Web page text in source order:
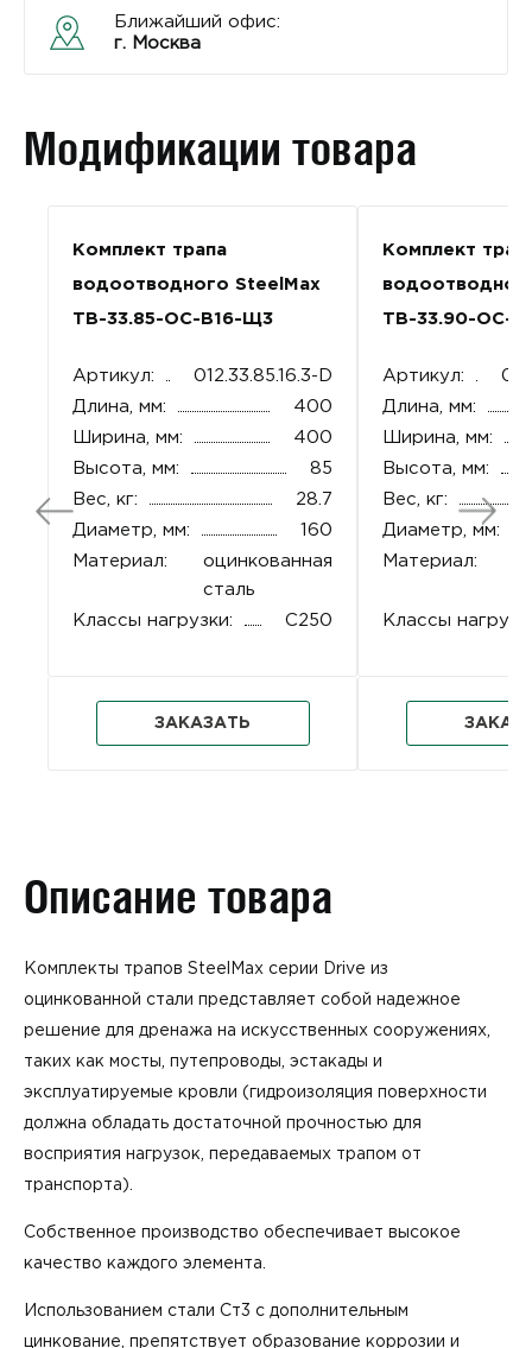
Ближайший офис:
г. Москва
Модификации товара
Комплект трапа
водоотводного SteelMax
ТВ-33.85-ОС-В16-Щ3
Артикул:
012.33.85.16.3-D
Длина, мм:
400
Ширина, мм:
400
Высота, мм:
85
Вес, кг:
28.7
Диаметр, мм:
160
Материал:
оцинкованная
сталь
Классы нагрузки:
C250
ЗАКАЗАТЬ
Комплект
ТВ-33.90-ОС-
Артикул:
Длина, мм:
Ширина, мм:
Высота, мм:
Вес, кг:
Диаметр, мм:
Материал:
Классы
Описание товара
Комплекты трапов SteelMax серии Drive из
оцинкованной стали представляет собой надежное
решение для дренажа на искусственных сооружениях,
таких как мосты, путепроводы, эстакады и
эксплуатируемые кровли (гидроизоляция поверхности
должна обладать достаточной прочностью для
восприятия нагрузок, передаваемых трапом от
транспорта).
Собственное производство обеспечивает высокое
качество каждого элемента.
Использованием стали Ст3 с дополнительным
цинкование, препятствует образование коррозии и